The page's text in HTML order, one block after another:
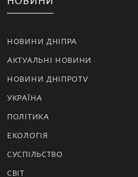
НОВИНИ ДНІПРА
АКТУАЛЬНІ НОВИНИ
НОВИНИ ДНІПРОTV
УКРАЇНА
ПОЛІТИКА
ЕКОЛОГІЯ
СУСПІЛЬСТВО
СВІТ